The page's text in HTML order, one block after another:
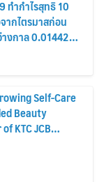
ทำกำไรสุทธิ 10
กไตรมาสก่อน
งกาล 0.014423
ติบโตต่อเนื่อง
Self-Care
Beauty
KTC JCB
on